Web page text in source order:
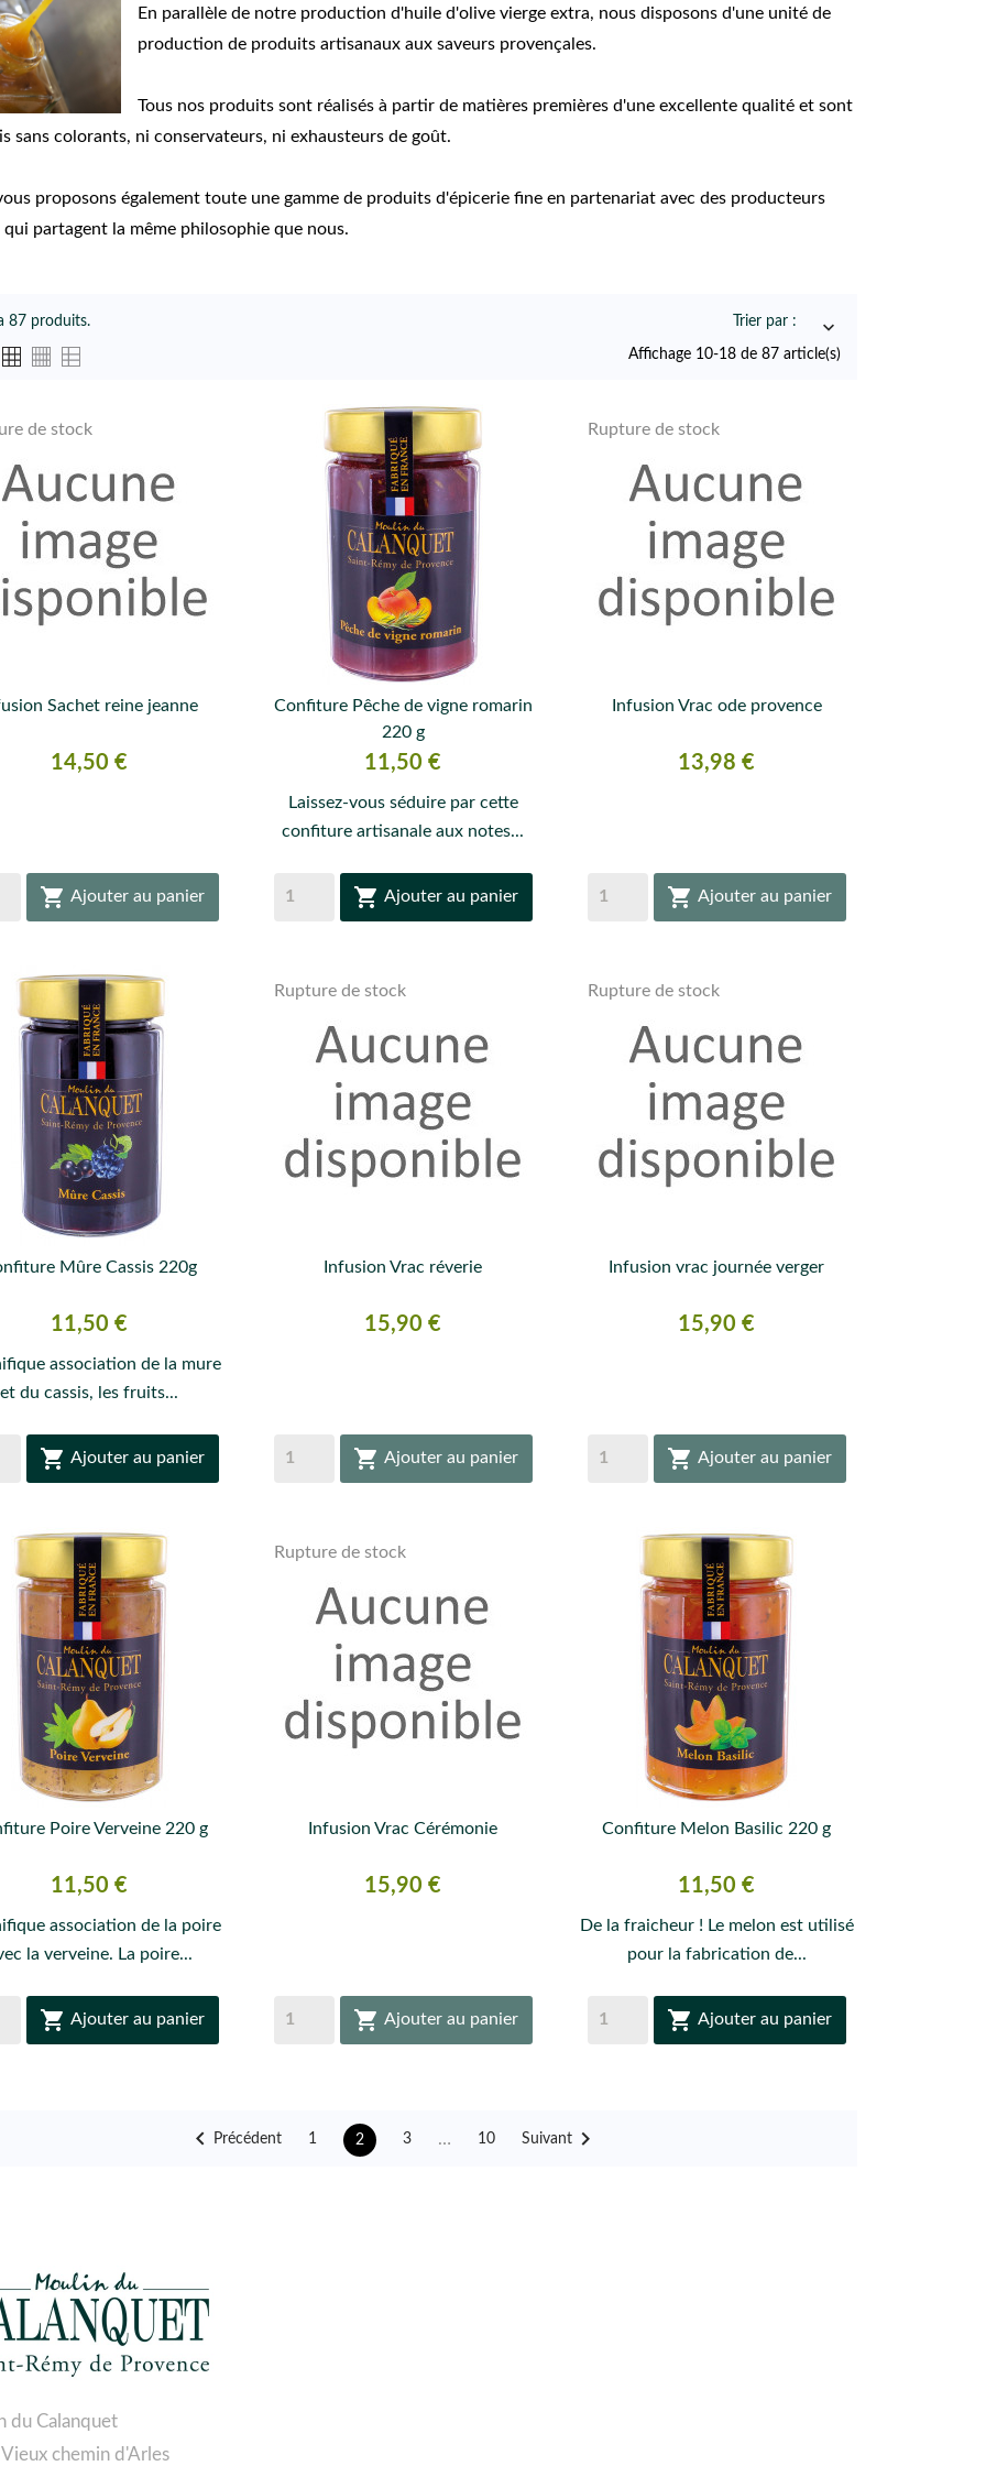
En parallèle de notre production d'huile d'olive vierge extra, nous disposons d'une unité de
production de produits artisanaux aux saveurs provençales.
Tous nos produits sont réalisés à partir de matières premières d'une excellente qualité et sont
sans colorants, ni conservateurs, ni exhausteurs de goût.
proposons également toute une gamme de produits d'épicerie fine en partenariat avec des producteurs
qui partagent la même philosophie que nous.
87 produits. Trier par : 
Affichage 10-18 de 87 article(s)
Sachet reine jeanne
Prix
14,50 €
 Ajouter au panier
de stock
APERÇU RAPIDE
Confiture Pêche de vigne romarin
220 g
Prix
11,50 €
Laissez-vous séduire par cette
confiture artisanale aux notes...
 Ajouter au panier
Infusion Vrac ode provence
Prix
13,98 €
 Ajouter au panier
Rupture de stock
Mûre Cassis 220g
Prix
11,50 €
association de la mure
et du cassis, les fruits...
 Ajouter au panier
Infusion Vrac réverie
Prix
15,90 €
 Ajouter au panier
Rupture de stock
Infusion vrac journée verger
Prix
15,90 €
 Ajouter au panier
Rupture de stock
Poire Verveine 220 g
Prix
11,50 €
association de la poire
la verveine. La poire...
 Ajouter au panier
Infusion Vrac Cérémonie
Prix
15,90 €
 Ajouter au panier
Rupture de stock
Confiture Melon Basilic 220 g
Prix
11,50 €
De la fraicheur ! Le melon est utilisé
pour la fabrication de...
 Ajouter au panier
 Précédent 1 2 3 … 10 Suivant
du Calanquet
chemin d'Arles